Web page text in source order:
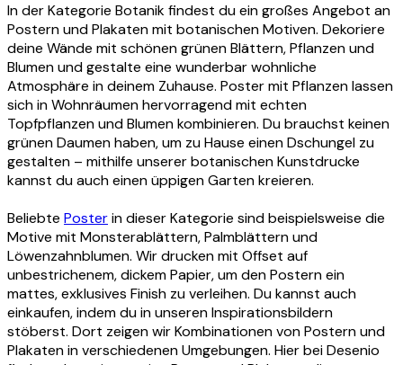
In der Kategorie Botanik findest du ein großes Angebot an
Postern und Plakaten mit botanischen Motiven. Dekoriere
deine Wände mit schönen grünen Blättern, Pflanzen und
Blumen und gestalte eine wunderbar wohnliche
Atmosphäre in deinem Zuhause. Poster mit Pflanzen lassen
sich in Wohnräumen hervorragend mit echten
Topfpflanzen und Blumen kombinieren. Du brauchst keinen
grünen Daumen haben, um zu Hause einen Dschungel zu
gestalten – mithilfe unserer botanischen Kunstdrucke
kannst du auch einen üppigen Garten kreieren.
Beliebte Posterin dieser Kategorie sind beispielsweise die
Motive mit Monsterablättern, Palmblättern und
Löwenzahnblumen. Wir drucken mit Offset auf
unbestrichenem, dickem Papier, um den Postern ein
mattes, exklusives Finish zu verleihen. Du kannst auch
einkaufen, indem du in unseren Inspirationsbildern
stöberst. Dort zeigen wir Kombinationen von Postern und
Plakaten in verschiedenen Umgebungen. Hier bei Desenio